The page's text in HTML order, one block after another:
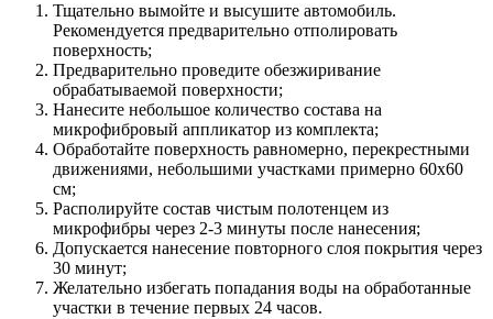
Тщательно вымойте и высушите автомобиль.
Рекомендуется предварительно отполировать
поверхность;
Предварительно проведите обезжиривание
обрабатываемой поверхности;
Нанесите небольшое количество состава на
микрофибровый аппликатор из комплекта;
Обработайте поверхность равномерно, перекрестными
движениями, небольшими участками примерно 60х60
см;
Располируйте состав чистым полотенцем из
микрофибры через 2-3 минуты после нанесения;
Допускается нанесение повторного слоя покрытия через
30 минут;
Желательно избегать попадания воды на обработанные
участки в течение первых 24 часов.